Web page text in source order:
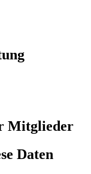
Mitglieder
Daten